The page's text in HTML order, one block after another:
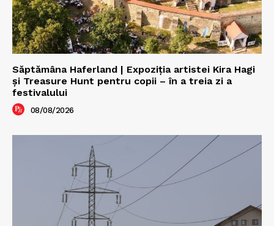
Săptămâna Haferland | Expoziţia artistei Kira Hagi
şi Treasure Hunt pentru copii – în a treia zi a
festivalului
08/08/2026